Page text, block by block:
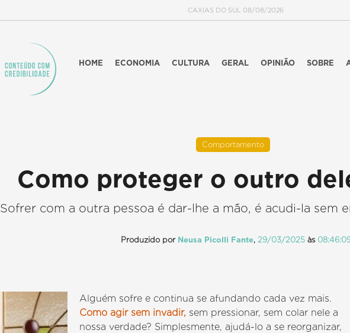
CAXIAS DO SUL 08/08/2026
HOME ECONOMIA CULTURA GERAL OPINIÃO SOBRE
Comportamento
Como proteger o outro
Sofrer com a outra pessoa é dar-lhe a mão, é acudi-la sem
Produzido por Neusa Picolli Fante, 29/03/2025às
Alguém sofre e continua se afundando cada vez mais.
Como agir sem invadir, sem pressionar, sem colar nele a
nossa verdade? Simplesmente, ajudá-lo a se reorganizar,